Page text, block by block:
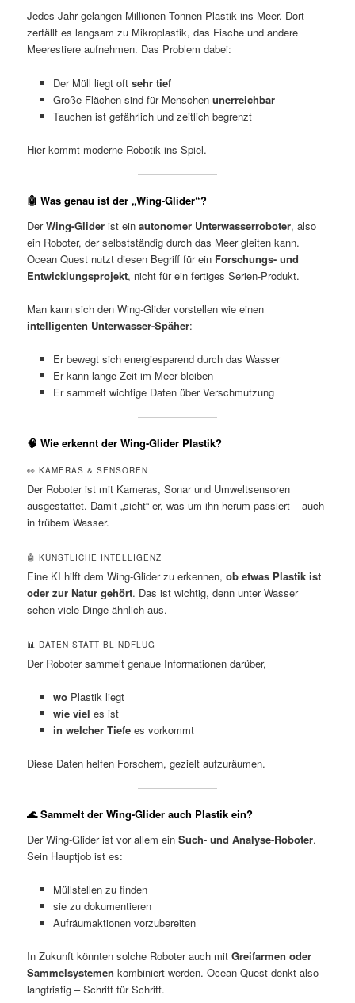
Jedes Jahr gelangen Millionen Tonnen Plastik ins Meer. Dort
zerfällt es langsam zu Mikroplastik, das Fische und andere
Meerestiere aufnehmen. Das Problem dabei:
Der Müll liegt oft sehr tief
Große Flächen sind für Menschen unerreichbar
Tauchen ist gefährlich und zeitlich begrenzt
Hier kommt moderne Robotik ins Spiel.
🤖 Was genau ist der „Wing-Glider“?
DerWing-Glider ist einautonomer Unterwasserroboter, also
ein Roboter, der selbstständig durch das Meer gleiten kann.
Ocean Quest nutzt diesen Begriff für ein Forschungs- und
Entwicklungsprojekt, nicht für ein fertiges Serien-Produkt.
Man kann sich den Wing-Glider vorstellen wie einen
intelligenten Unterwasser-Späher:
Er bewegt sich energiesparend durch das Wasser
Er kann lange Zeit im Meer bleiben
Er sammelt wichtige Daten über Verschmutzung
🧠 Wie erkennt der Wing-Glider Plastik?
👀 KAMERAS & SENSOREN
Der Roboter ist mit Kameras, Sonar und Umweltsensoren
ausgestattet. Damit „sieht“ er, was um ihn herum passiert – auch
in trübem Wasser.
🤖 KÜNSTLICHE INTELLIGENZ
Eine KI hilft dem Wing-Glider zu erkennen,ob etwas Plastik ist
oder zur Natur gehört. Das ist wichtig, denn unter Wasser
sehen viele Dinge ähnlich aus.
📊 DATEN STATT BLINDFLUG
Der Roboter sammelt genaue Informationen darüber,
woPlastik liegt
wie viel es ist
in welcher Tiefees vorkommt
Diese Daten helfen Forschern, gezielt aufzuräumen.
🌊 Sammelt der Wing-Glider auch Plastik ein?
Der Wing-Glider ist vor allem einSuch- und Analyse-Roboter.
Sein Hauptjob ist es:
Müllstellen zu finden
sie zu dokumentieren
Aufräumaktionen vorzubereiten
In Zukunft könnten solche Roboter auch mitGreifarmen oder
Sammelsystemen kombiniert werden. Ocean Quest denkt also
langfristig – Schritt für Schritt.